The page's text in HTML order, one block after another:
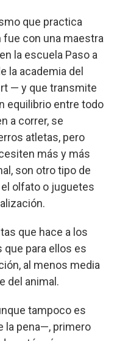
que practica
con una maestra
la escuela Paso a
la academia del
— y que transmite
equilibrio entre todo
a correr, se
atletas, pero
más y más
son otro tipo de
olfato o juguetes
que hace a los
que para ellos es
al menos media
del animal.
tampoco es
la pena—, primero